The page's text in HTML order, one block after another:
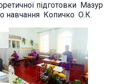
підготовки Мазур
навчання Копичко О.К.